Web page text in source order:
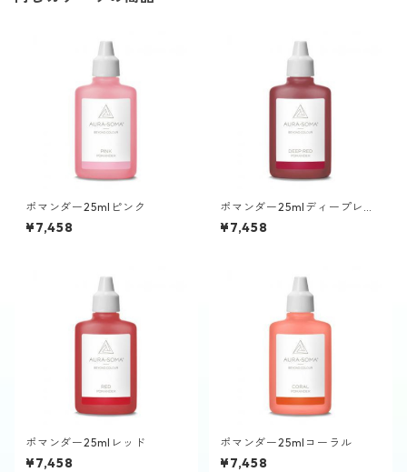
ポマンダー25mlピンク
¥7,458
ポマンダー25mlディープレッ
ド
¥7,458
ポマンダー25mlレッド
¥7,458
ポマンダー25mlコーラル
¥7,458